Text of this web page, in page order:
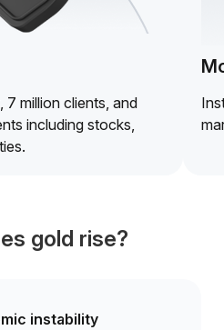
7 million clients, and
including stocks,
gold rise?
instability